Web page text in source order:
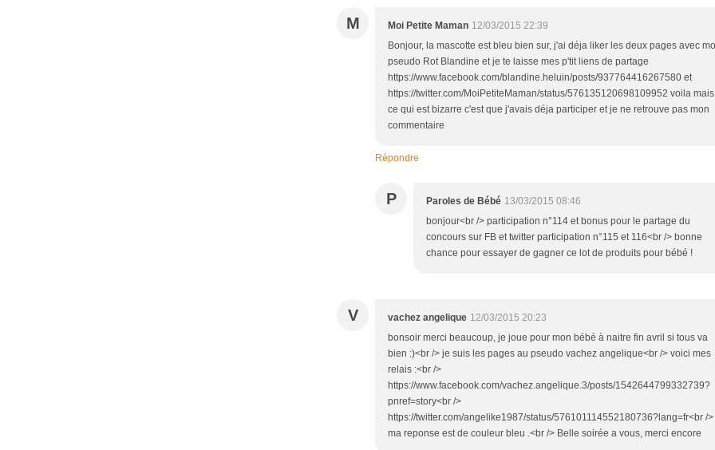
M Moi Petite Maman 12/03/2015 22:39
Bonjour, la mascotte est bleu bien sur, j'ai déja liker les deux pages avec
pseudo Rot Blandine et je te laisse mes p'tit liens de partage
https://www.facebook.com/blandine.heluin/posts/937764416267580 et
https://twitter.com/MoiPetiteMaman/status/576135120698109952 voila mais
ce qui est bizarre c'est que j'avais déja participer et je ne retrouve pas mon
commentaire
Répondre
P Paroles de Bébé 13/03/2015 08:46
bonjour<br /> participation n°114 et bonus pour le partage du
concours sur FB et twitter participation n°115 et 116<br /> bonne
chance pour essayer de gagner ce lot de produits pour bébé !
V vachez angelique 12/03/2015 20:23
bonsoir merci beaucoup, je joue pour mon bébé à naitre fin avril si tous va
bien :)<br /> je suis les pages au pseudo vachez angelique<br /> voici mes
relais :<br />
https://www.facebook.com/vachez.angelique.3/posts/1542644799332739?
pnref=story<br />
https://twitter.com/angelike1987/status/576101114552180736?lang=fr<br />
ma reponse est de couleur bleu .<br /> Belle soirée a vous, merci encore